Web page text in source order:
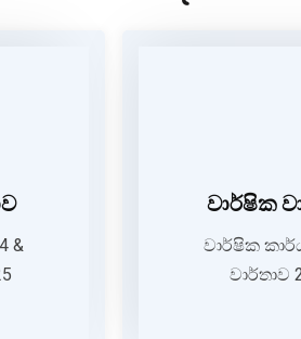
&
2025
වාර්ෂික
වාර්ෂික
වාර්තාව